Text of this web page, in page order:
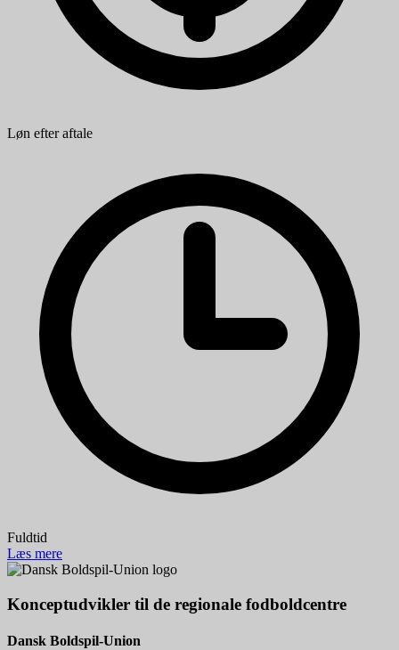
Løn efter aftale
Fuldtid
Læs mere
Konceptudvikler til de regionale fodboldcentre
Dansk Boldspil-Union